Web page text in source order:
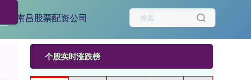
南昌股票配资公司
个股实时涨跌榜